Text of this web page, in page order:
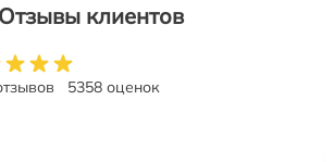
Отзывы клиентов
5358 оценок